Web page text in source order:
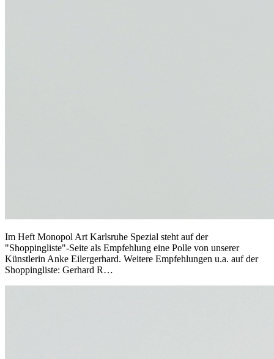
Im Heft Monopol Art Karlsruhe Spezial steht auf der
"Shoppingliste"-Seite als Empfehlung eine Polle von unserer
Künstlerin Anke Eilergerhard. Weitere Empfehlungen u.a. auf der
Shoppingliste: Gerhard R…